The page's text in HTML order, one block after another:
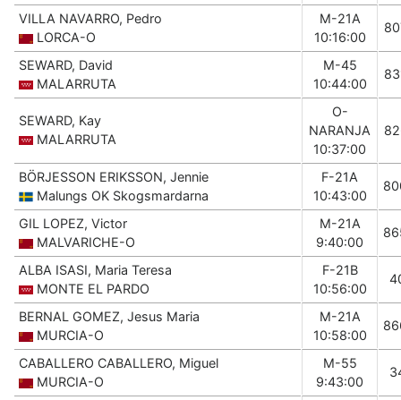
VILLA NAVARRO, Pedro
LORCA-O
M-21A
10:16:00
SEWARD, David
MALARRUTA
M-45
10:44:00
SEWARD, Kay
MALARRUTA
O-
NARANJA
10:37:00
BÖRJESSON ERIKSSON, Jennie
Malungs OK Skogsmardarna
F-21A
10:43:00
GIL LOPEZ, Victor
MALVARICHE-O
M-21A
9:40:00
ALBA ISASI, Maria Teresa
MONTE EL PARDO
F-21B
10:56:00
BERNAL GOMEZ, Jesus Maria
MURCIA-O
M-21A
10:58:00
CABALLERO CABALLERO, Miguel
MURCIA-O
M-55
9:43:00